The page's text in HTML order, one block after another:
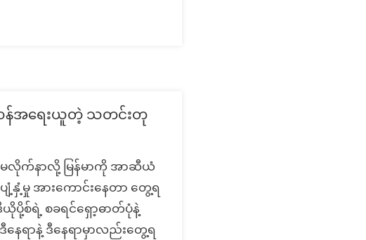
ထန်အရေးယူတဲ့ သတင်းတု
လိုက်နာလို့ မြန်မာကို အာဆီယံ
အားကောင်းနေတာ တွေ့ရ
စ်ရဲ့ စခရင်ရှော့ဓာတ်ပုံနဲ့
ေရာနဲ့ ဒီနေရာမှာလည်းတွေ့ရ